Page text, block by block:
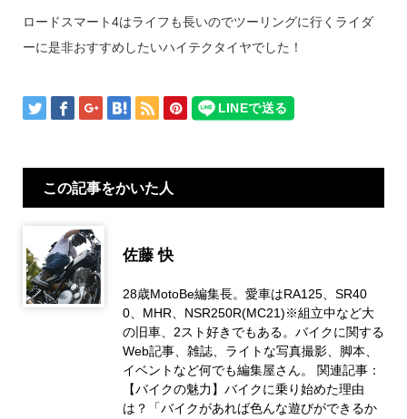
ロードスマート4はライフも長いのでツーリングに行くライダ
ーに是非おすすめしたいハイテクタイヤでした！
この記事をかいた人
佐藤 快
28歳MotoBe編集長。愛車はRA125、SR40
0、MHR、NSR250R(MC21)※組立中など大
の旧車、2スト好きでもある。バイクに関する
Web記事、雑誌、ライトな写真撮影、脚本、
イベントなど何でも編集屋さん。 関連記事：
【バイクの魅力】バイクに乗り始めた理由
は？「バイクがあれば色んな遊びができるか